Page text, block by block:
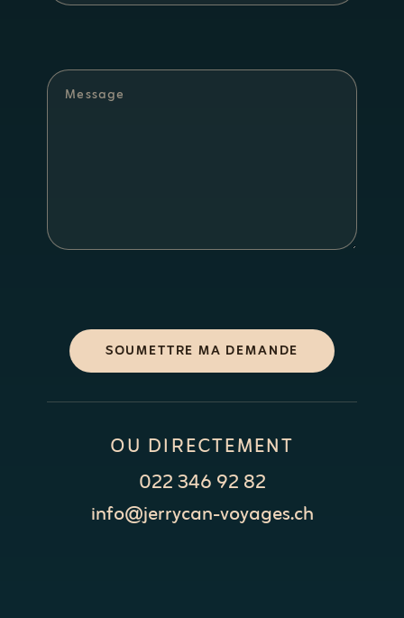
SOUMETTRE MA DEMANDE
OU DIRECTEMENT
022 346 92 82
info@jerrycan-voyages.ch